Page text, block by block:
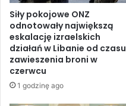
i
s
t
a
n
e
m
u
j
e
e
w
a
Siły pokojowe ONZ
odnotowały największą
eskalację izraelskich
działań w Libanie od czasu
zawieszenia broni w
czerwcu
1 godzinę ago